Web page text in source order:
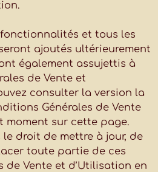
et tous les
ajoutés ultérieurement
également assujettis à
de Vente et
consulter la version la
Générales de Vente
moment sur cette page.
le droit de mettre à jour, de
toute partie de ces
de Vente et d’Utilisation en